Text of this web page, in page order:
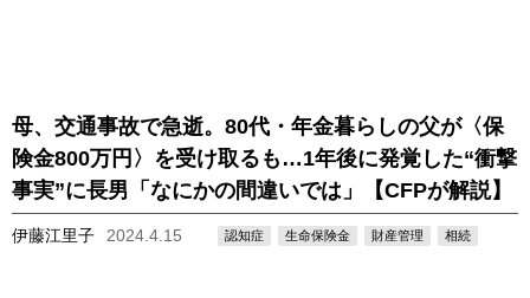
母、交通事故で急逝。80代・年金暮らしの父が〈保
険金800万円〉を受け取るも…1年後に発覚した“衝撃
事実”に長男「なにかの間違いでは」【CFPが解説】
伊藤江里子 2024.4.15 認知症 生命保険金 財産管理 相続